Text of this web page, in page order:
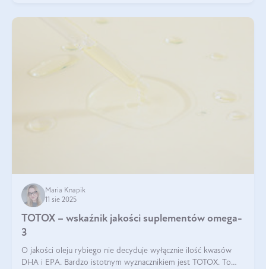
Maria Knapik
11 sie 2025
TOTOX – wskaźnik jakości suplementów omega-
3
O jakości oleju rybiego nie decyduje wyłącznie ilość kwasów
DHA i EPA. Bardzo istotnym wyznacznikiem jest TOTOX. To